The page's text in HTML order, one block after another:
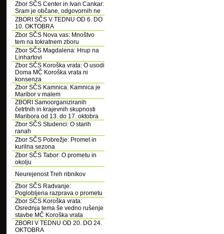
Zbor SČS Center in Ivan Cankar:
Sram je občane, odgovornih ne
ZBORI SČS V TEDNU OD 6. DO
10. OKTOBRA
Zbor SČS Nova vas: Mnoštvo
tem na tokratnem zboru
Zbor SČS Magdalena: Hrup na
Linhartovi
Zbor SČS Koroška vrata: O usodi
Doma MČ Koroška vrata ni
konsenza
Zbor SČS Kamnica: Kamnica je
Maribor v malem
ZBORI Samoorganiziranih
četrtnih in krajevnih skupnosti
Maribora od 13. do 17. oktobra
Zbor SČS Studenci: O starih
ranah
Zbor SČS Pobrežje: Promet in
kurilna sezona
Zbor SČS Tabor: O prometu in
okolju
Neurejenost Treh ribnikov
Zbor SČS Radvanje:
Poglobljena razprava o prometu
Zbor SČS Koroška vrata:
Osrednja tema še vedno rušenje
stavbe MČ Koroška vrata
ZBORI V TEDNU OD 20. DO 24.
OKTOBRA